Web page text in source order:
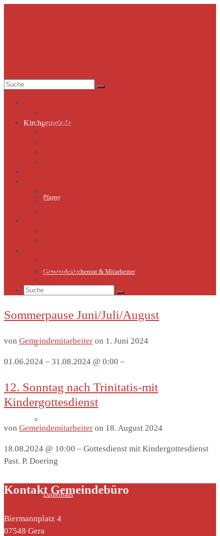
Kirchgemeinde
Pfarrer
Gemeindekirchenrat & Mitarbeiter
Gemeindeleben
Lutherhaus
Suche
Gemeindekirchenrat & Mitarbeiter
Geschichte St.Marien
Sternsinger
Suche
Sommerpause Juni/Juli/August
von Gemeindemitarbeiter on 1. Juni 2024
01.06.2024 – 31.08.2024 @ 0:00 –
12. Sonntag nach Trinitatis-mit
Kindergottesdienst
von Gemeindemitarbeiter on 18. August 2024
18.08.2024 @ 10:00 – Gottesdienst mit Kindergottesdienst
Past. P. Doering
Kontakt Gemeindebüro
Biermannplatz 4
07548 Gera